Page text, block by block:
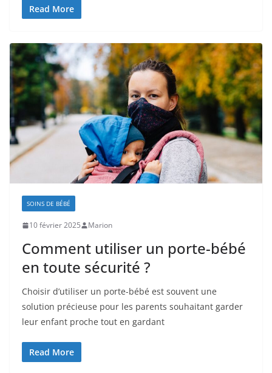
Read More
SOINS DE BÉBÉ
10 février 2025 Marion
Comment utiliser un porte-bébé
en toute sécurité ?
Choisir d’utiliser un porte-bébé est souvent une
solution précieuse pour les parents souhaitant garder
leur enfant proche tout en gardant
Read More